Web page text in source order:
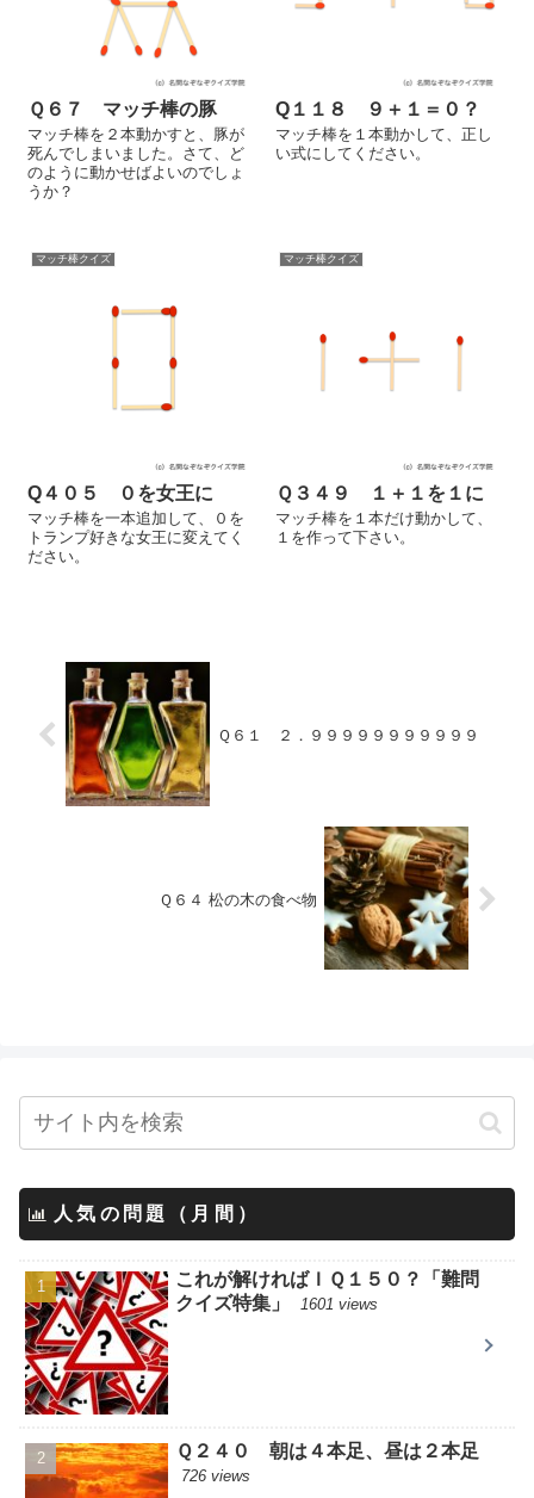
Ｑ６７ マッチ棒の豚
マッチ棒を２本動かすと、豚が
死んでしまいました。さて、ど
のように動かせばよいのでしょ
うか？
Q１１８ ９＋１＝０？
マッチ棒を１本動かして、正し
い式にしてください。
マッチ棒クイズ
Q４０５ ０を女王に
マッチ棒を一本追加して、０を
トランプ好きな女王に変えてく
ださい。
マッチ棒クイズ
Ｑ３４９ １＋１を１に
マッチ棒を１本だけ動かして、
１を作って下さい。
Ｑ６１ ２．９９９９９９９９９９９
Ｑ６４ 松の木の食べ物
人気の問題（月間）
これが解ければＩＱ１５０？「難問
クイズ特集」
1601 views
Ｑ２４０ 朝は４本足、昼は２本足
726 views